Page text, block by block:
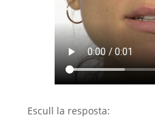
Escull la resposta: